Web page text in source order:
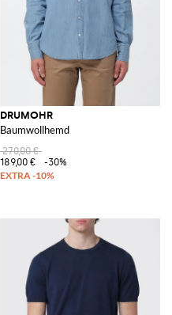
DRUMOHR
Baumwollhemd
270,00 €
189,00 €
-30%